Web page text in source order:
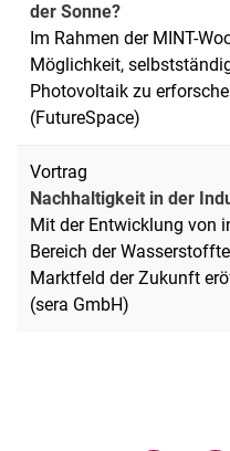
der Sonne?
Im Rahmen der MINT-
Möglichkeit,
Photovoltaik zu
(FutureSpace)
Vortrag
Nachhaltigkeit in der
Mit der Entwicklung von
Bereich der
Marktfeld der Zukunft
(sera GmbH)